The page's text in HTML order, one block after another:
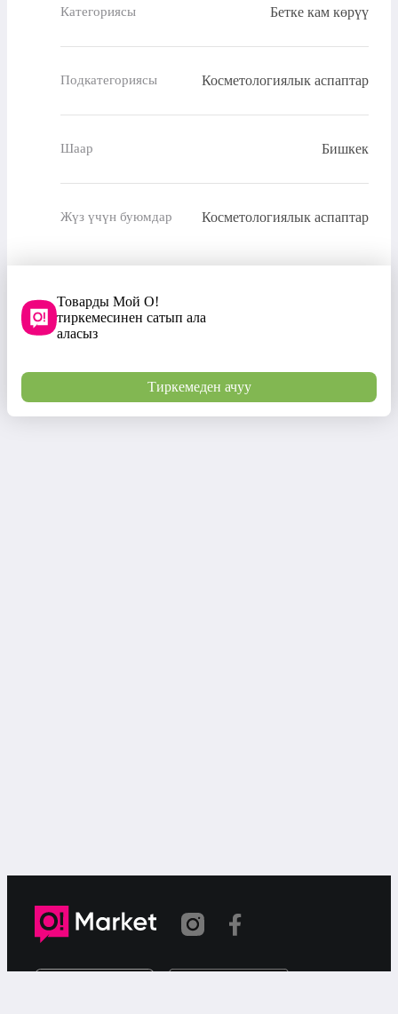
Категориясы Бетке кам көрүү
Подкатегориясы Косметологиялык аспаптар
Шаар Бишкек
Жүз үчүн буюмдар Косметологиялык аспаптар
Товарды Мой О!
тиркемесинен сатып ала
аласыз
Тиркемеден ачуу